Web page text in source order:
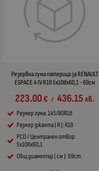
Резервна гума патерица за RENAULT
ESPACE 4 IV R18 5x108x60,1 - 69см
223.00€ / 436.15лв.
Размер гума: 145/80R18
Размер джанта ( R ): R18
PCD / Централен отвор:
5x108x60,1
Общ диаметър ( см ): 69cm